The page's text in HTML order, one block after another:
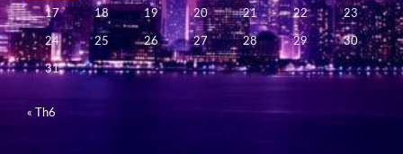
17 18 19 20 21 22 23
24 25 26 27 28 29 30
31
« Th6